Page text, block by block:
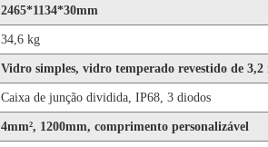
2465*1134*30mm
34,6 kg
Vidro simples, vidro temperado revestido de 3,2
Caixa de junção dividida, IP68, 3 diodos
4mm², 1200mm, comprimento personalizável